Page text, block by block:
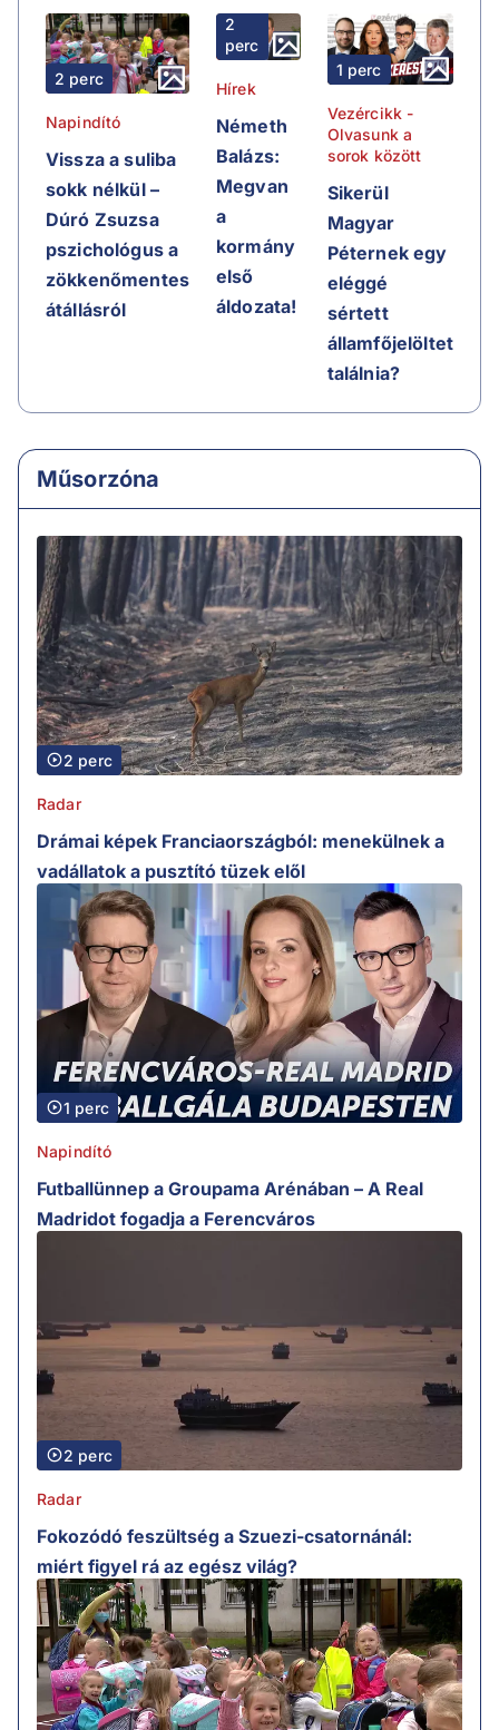
2 perc
Napindító
Vissza a suliba
sokk nélkül –
Dúró Zsuzsa
pszichológus a
zökkenőmentes
átállásról
2
perc
Hírek
Németh
Balázs:
Megvan
a
kormány
első
áldozata!
1 perc
Vezércikk -
Olvasunk a
sorok között
Sikerül
Magyar
Péternek egy
eléggé
sértett
államfőjelöltet
találnia?
Műsorzóna
2 perc
Radar
Drámai képek Franciaországból: menekülnek a
vadállatok a pusztító tüzek elől
1 perc
Napindító
Futballünnep a Groupama Arénában – A Real
Madridot fogadja a Ferencváros
2 perc
Radar
Fokozódó feszültség a Szuezi-csatornánál:
miért figyel rá az egész világ?